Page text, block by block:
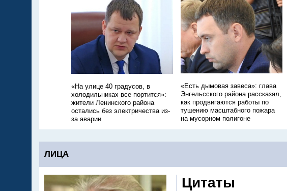
«На улице 40 градусов, в
холодильниках все портится»:
жители Ленинского района
остались без электричества из-
за аварии
«Есть дымовая завеса»: глава
Энгельсского района рассказал,
как продвигаются работы по
тушению масштабного пожара
на мусорном полигоне
ЛИЦА
Цитаты